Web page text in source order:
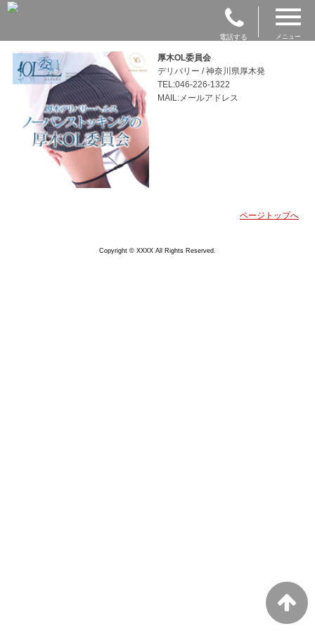
電話する メニュー
厚木OL委員会
デリバリー / 神奈川県厚木発
TEL:046-226-1322
MAIL:メールアドレス
ページトップへ
Copyright © XXXX All Rights Reserved.